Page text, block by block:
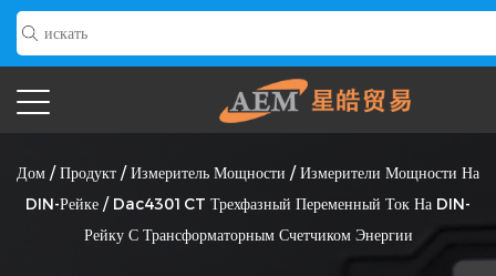
Dac4301CT Трехфазный Переменный Ток На DIN-Рейку С
Трансформаторным Счетчиком Энергии Поставщик
Дом /Продукт /Измеритель Мощности /Измерители Мощности На
DIN-Рейке / Dac4301CT Трехфазный Переменный Ток На DIN-
Рейку С Трансформаторным Счетчиком Энергии